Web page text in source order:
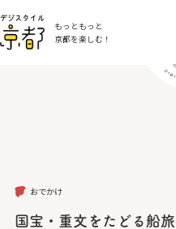
もっともっと
京都を楽しむ！
おでかけ
国宝・重文をたどる船